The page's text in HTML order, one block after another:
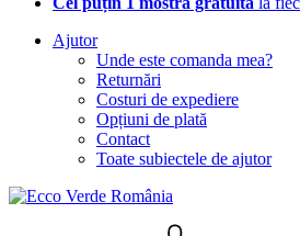
Ajutor
Unde este comanda mea?
Returnări
Costuri de expediere
Opțiuni de plată
Contact
Toate subiectele de ajutor